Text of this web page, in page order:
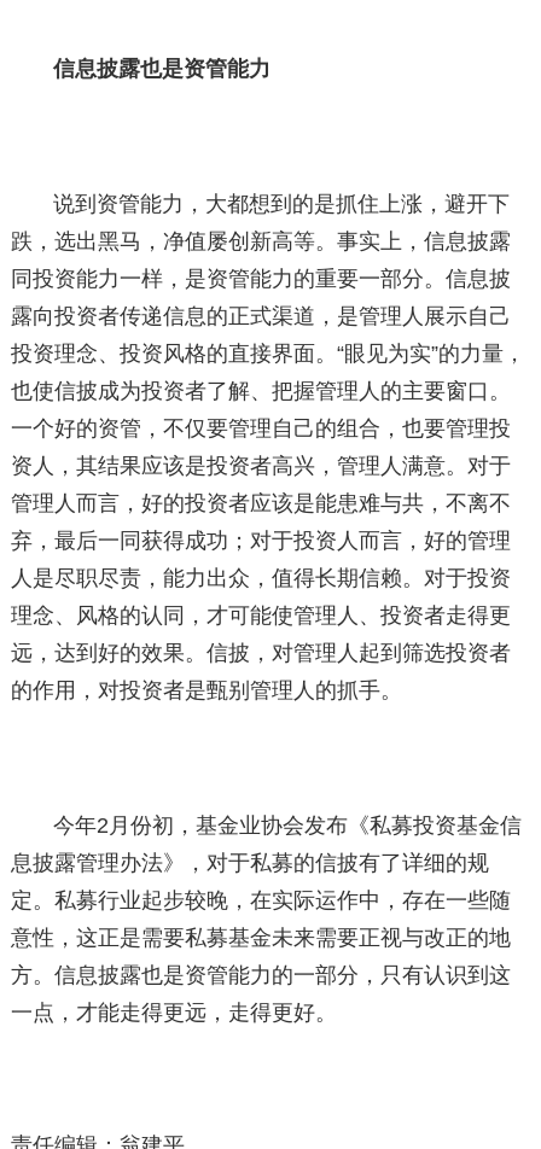
信息披露也是资管能力
说到资管能力，大都想到的是抓住上涨，避开下
跌，选出黑马，净值屡创新高等。事实上，信息披露
同投资能力一样，是资管能力的重要一部分。信息披
露向投资者传递信息的正式渠道，是管理人展示自己
投资理念、投资风格的直接界面。“眼见为实”的力量，
也使信披成为投资者了解、把握管理人的主要窗口。
一个好的资管，不仅要管理自己的组合，也要管理投
资人，其结果应该是投资者高兴，管理人满意。对于
管理人而言，好的投资者应该是能患难与共，不离不
弃，最后一同获得成功；对于投资人而言，好的管理
人是尽职尽责，能力出众，值得长期信赖。对于投资
理念、风格的认同，才可能使管理人、投资者走得更
远，达到好的效果。信披，对管理人起到筛选投资者
的作用，对投资者是甄别管理人的抓手。
今年2月份初，基金业协会发布《私募投资基金信
息披露管理办法》，对于私募的信披有了详细的规
定。私募行业起步较晚，在实际运作中，存在一些随
意性，这正是需要私募基金未来需要正视与改正的地
方。信息披露也是资管能力的一部分，只有认识到这
一点，才能走得更远，走得更好。